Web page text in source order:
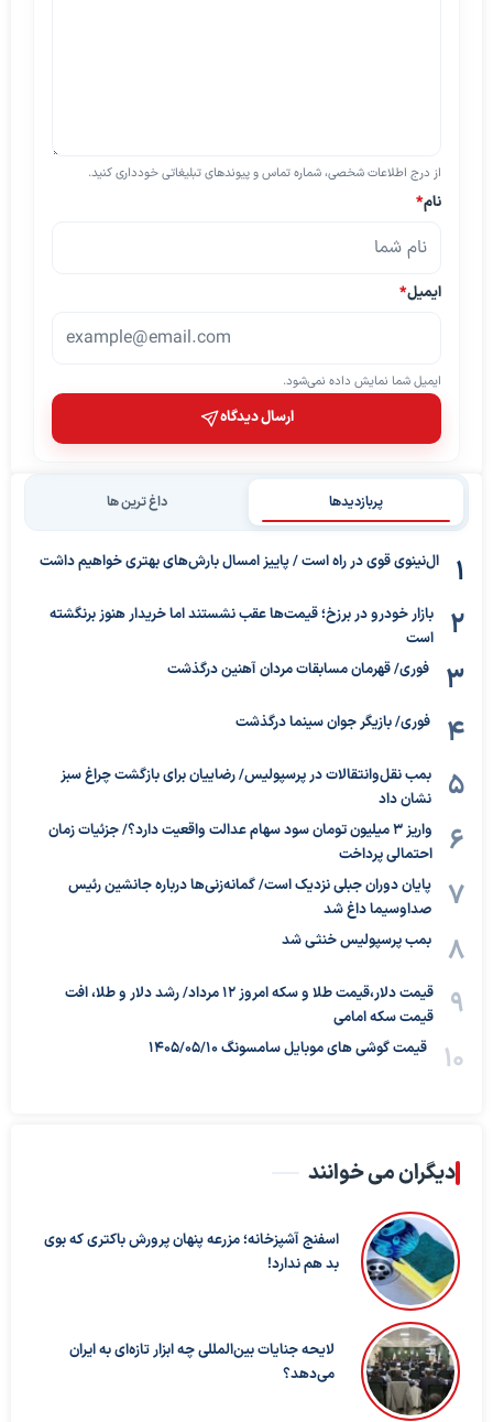
از درج اطلاعات شخصی، شماره تماس و پیوندهای تبلیغاتی خودداری کنید.
نام*
ایمیل*
ایمیل شما نمایش داده نمی‌شود.
ارسال دیدگاه
پربازدیدها داغ ترین ها
ال‌نینوی قوی در راه است / پاییز امسال بارش‌های بهتری خواهیم داشت
بازار خودرو در برزخ؛ قیمت‌ها عقب نشستند اما خریدار هنوز برنگشته
است
فوری/ قهرمان مسابقات مردان آهنین درگذشت
فوری/ بازیگر جوان سینما درگذشت
بمب نقل‌وانتقالات در پرسپولیس/ رضاییان برای بازگشت چراغ سبز
نشان داد
واریز ۳ میلیون تومان سود سهام عدالت واقعیت دارد؟/ جزئیات زمان
احتمالی پرداخت
پایان دوران جبلی نزدیک است/ گمانه‌زنی‌ها درباره جانشین رئیس
صداوسیما داغ شد
بمب پرسپولیس خنثی شد
قیمت دلار،قیمت طلا و سکه امروز ۱۲ مرداد/ رشد دلار و طلا، افت
قیمت سکه امامی
قیمت گوشی های موبایل سامسونگ 1405/05/10
دیگران می خوانند
اسفنج آشپزخانه؛ مزرعه پنهان پرورش باکتری که بوی
بد هم ندارد!
لایحه جنایات بین‌المللی چه ابزار تازه‌ای به ایران
می‌دهد؟